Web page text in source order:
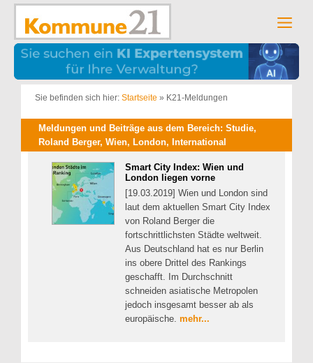
Zum
springen
Sie befinden sich hier: Startseite » K21-Meldungen
Meldungen und Beiträge aus dem Bereich: Studie,
Roland Berger, Wien, London, International
Smart City Index: Wien und
London liegen vorne
[19.03.2019] Wien und London sind
laut dem aktuellen Smart City Index
von Roland Berger die
fortschrittlichsten Städte weltweit.
Aus Deutschland hat es nur Berlin
ins obere Drittel des Rankings
geschafft. Im Durchschnitt
schneiden asiatische Metropolen
jedoch insgesamt besser ab als
europäische. mehr...